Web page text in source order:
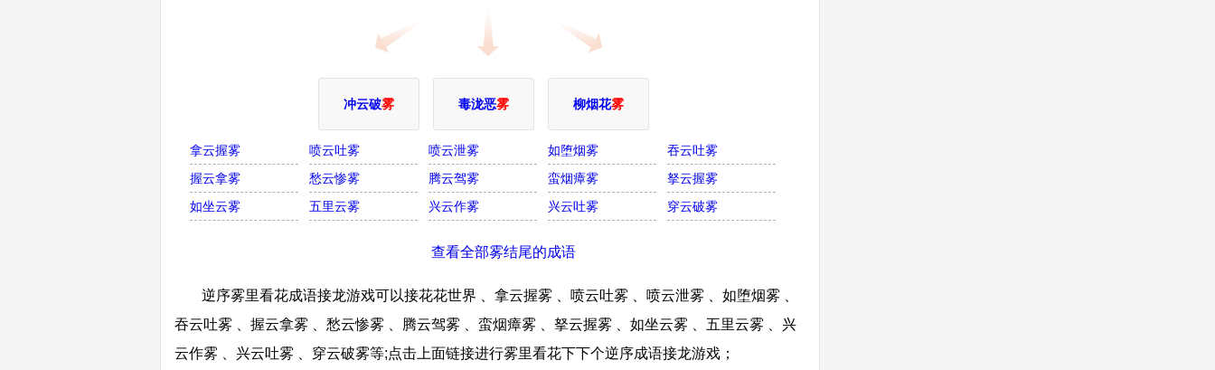
冲云破雾 毒泷恶雾 柳烟花雾
拿云握雾 喷云吐雾 喷云泄雾 如堕烟雾
吞云吐雾
握云拿雾
愁云惨雾 腾云驾雾 蛮烟瘴雾
拏云握雾
如坐云雾
五里云雾 兴云作雾 兴云吐雾 穿云破雾
查看全部雾结尾的成语
逆序雾里看花成语接龙游戏可以接花花世界 、拿云握雾 、喷云吐雾 、喷云泄雾 、如堕烟雾 、
吞云吐雾 、握云拿雾 、愁云惨雾 、腾云驾雾 、蛮烟瘴雾 、拏云握雾 、如坐云雾 、五里云雾 、兴
云作雾 、兴云吐雾 、穿云破雾等;点击上面链接进行雾里看花下下个逆序成语接龙游戏；